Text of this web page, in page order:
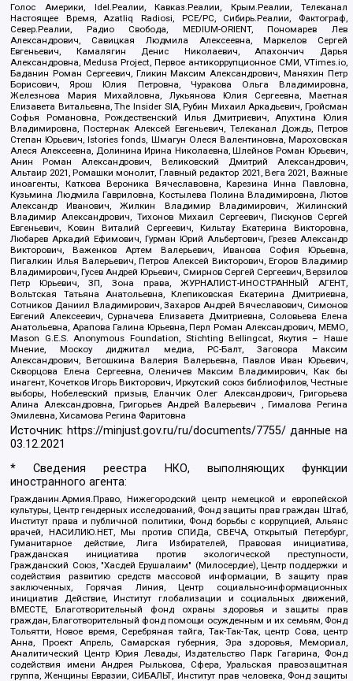
Голос Америки, Idel.Реалии, Кавказ.Реалии, Крым.Реалии, Телеканал
Настоящее Время, Azatliq Radiosi, PCE/PC, Сибирь.Реалии, Фактограф,
Север.Реалии, Радио Свобода, MEDIUM-ORIENT, Пономарев Лев
Александрович, Савицкая Людмила Алексеевна, Маркелов Сергей
Евгеньевич, Камалягин Денис Николаевич, Апахончич Дарья
Александровна, Medusa Project, Первое антикоррупционное СМИ, VTimes.io,
Баданин Роман Сергеевич, Гликин Максим Александрович, Маняхин Петр
Борисович, Ярош Юлия Петровна, Чуракова Ольга Владимировна,
Железнова Мария Михайловна, Лукьянова Юлия Сергеевна, Маетная
Елизавета Витальевна, The Insider SIA, Рубин Михаил Аркадьевич, Гройсман
Софья Романовна, Рождественский Илья Дмитриевич, Апухтина Юлия
Владимировна, Постернак Алексей Евгеньевич, Телеканал Дождь, Петров
Степан Юрьевич, Istories fonds, Шмагун Олеся Валентиновна, Мароховская
Алеся Алексеевна, Долинина Ирина Николаевна, Шлейнов Роман Юрьевич,
Анин Роман Александрович, Великовский Дмитрий Александрович,
Альтаир 2021, Ромашки монолит, Главный редактор 2021, Вега 2021, Важные
иноагенты, Каткова Вероника Вячеславовна, Карезина Инна Павловна,
Кузьмина Людмила Гавриловна, Костылева Полина Владимировна, Лютов
Александр Иванович, Жилкин Владимир Владимирович, Жилинский
Владимир Александрович, Тихонов Михаил Сергеевич, Пискунов Сергей
Евгеньевич, Ковин Виталий Сергеевич, Кильтау Екатерина Викторовна,
Любарев Аркадий Ефимович, Гурман Юрий Альбертович, Грезев Александр
Викторович, Важенков Артем Валерьевич, Иванова София Юрьевна,
Пигалкин Илья Валерьевич, Петров Алексей Викторович, Егоров Владимир
Владимирович, Гусев Андрей Юрьевич, Смирнов Сергей Сергеевич, Верзилов
Петр Юрьевич, ЗП, Зона права, ЖУРНАЛИСТ-ИНОСТРАННЫЙ АГЕНТ,
Вольтская Татьяна Анатольевна, Клепиковская Екатерина Дмитриевна,
Сотников Даниил Владимирович, Захаров Андрей Вячеславович, Симонов
Евгений Алексеевич, Сурначева Елизавета Дмитриевна, Соловьева Елена
Анатольевна, Арапова Галина Юрьевна, Перл Роман Александрович, МЕМО,
Mason G.E.S. Anonymous Foundation, Stichting Bellingcat, Якутия – Наше
Мнение, Москоу диджитал медиа, РС-Балт, Заговора Максим
Александрович, Ветошкина Валерия Валерьевна, Павлов Иван Юрьевич,
Скворцова Елена Сергеевна, Оленичев Максим Владимирович, Как бы
инагент, Кочетков Игорь Викторович, Иркутский союз библиофилов, Честные
выборы, Нобелевский призыв, Еланчик Олег Александрович, Григорьева
Алина Александровна, Григорьев Андрей Валерьевич , Гималова Регина
Эмилевна, Хисамова Регина Фаритовна
Источник: https://minjust.gov.ru/ru/documents/7755/ данные на
03.12.2021
* Сведения реестра НКО, выполняющих функции
иностранного агента:
Гражданин.Армия.Право, Нижегородский центр немецкой и европейской
культуры, Центр гендерных исследований, Фонд защиты прав граждан Штаб,
Институт права и публичной политики, Фонд борьбы с коррупцией, Альянс
врачей, НАСИЛИЮ.НЕТ, Мы против СПИДа, СВЕЧА, Открытый Петербург,
Гуманитарное действие, Лига Избирателей, Правовая инициатива,
Гражданская инициатива против экологической преступности,
Гражданский Союз, "Хасдей Ерушалаим" (Милосердие), Центр поддержки и
содействия развитию средств массовой информации, В защиту прав
заключенных, Горячая Линия, Центр социально-информационных
инициатив Действие, Институт глобализации и социальных движений,
ВМЕСТЕ, Благотворительный фонд охраны здоровья и защиты прав
граждан, Благотворительный фонд помощи осужденным и их семьям, Фонд
Тольятти, Новое время, Серебряная тайга, Так-Так-Так, центр Сова, центр
Анна, Проект Апрель, Самарская губерния, Эра здоровья, Мемориал,
Аналитический Центр Юрия Левады, Издательство Парк Гагарина, Фонд
содействия имени Андрея Рылькова, Сфера, Уральская правозащитная
группа, Женщины Евразии, СИБАЛЬТ, Институт прав человека, Фонд защиты